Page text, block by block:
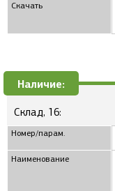
Скачать
Наличие:
Склад, 16:
Номер/парам.
Наименование